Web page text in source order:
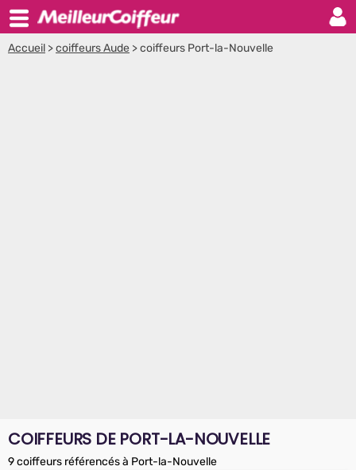
Accueil >coiffeurs Aude >coiffeurs Port-la-Nouvelle
COIFFEURS DE PORT-LA-NOUVELLE
9 coiffeurs référencés à Port-la-Nouvelle